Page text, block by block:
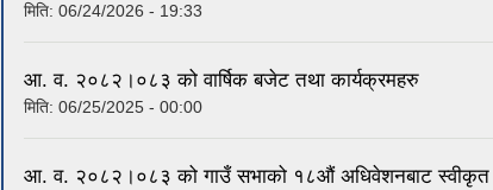
मिति: 06/24/2026 - 19:33
आ. व. २०८२।०८३ को वार्षिक बजेट तथा कार्यक्रमहरु
मिति: 06/25/2025 - 00:00
आ. व. २०८२।०८३ को गाउँ सभाको १८औं अधिवेशनबाट स्वीकृत